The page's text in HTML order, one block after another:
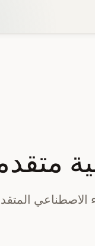
الاصطناعي